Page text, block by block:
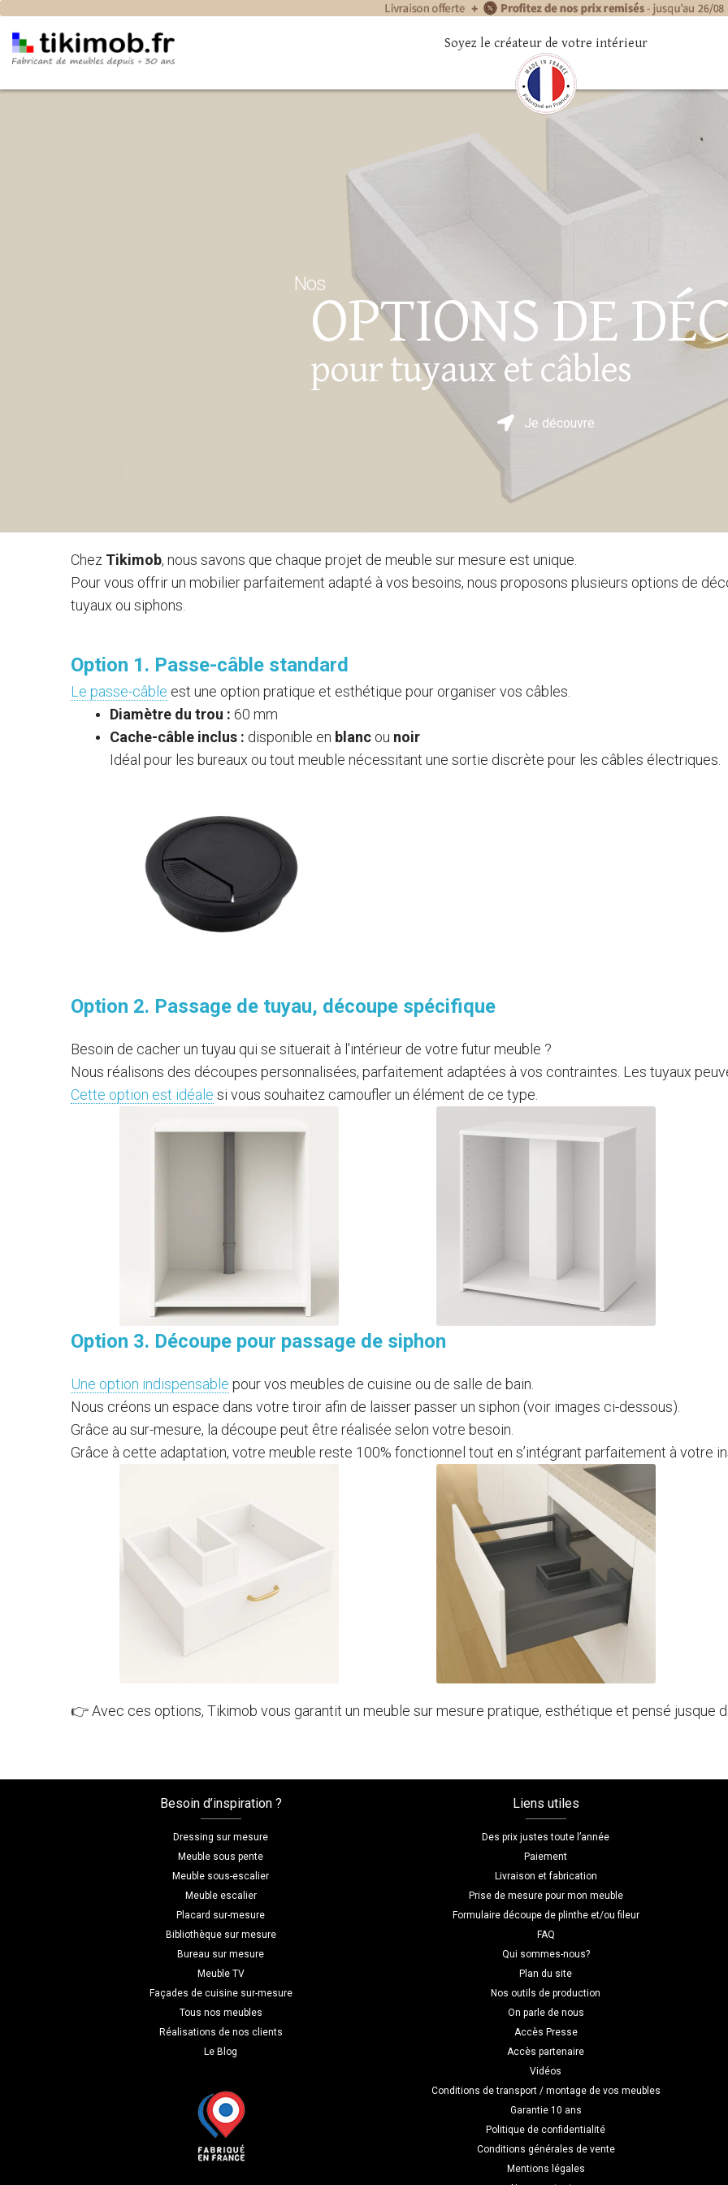
Soyez le créateur de votre intérieur
Options de découpes pour tuyaux et câbles
Nos
OPTIONS DE
pour tuyaux et câbles
Je découvre
Chez Tikimob, nous savons que chaque projet de meuble sur mesure est unique.
Pour vous offrir un mobilier parfaitement adapté à vos besoins, nous proposons plusieurs options de
tuyaux ou siphons.
Option 1. Passe-câble standard
Le passe-câble est une option pratique et esthétique pour organiser vos câbles.
Diamètre du trou : 60 mm
Cache-câble inclus : disponible en blanc ou noir
Idéal pour les bureaux ou tout meuble nécessitant une sortie discrète pour les câbles électriques.
Option 2. Passage de tuyau, découpe spécifique
Besoin de cacher un tuyau qui se situerait à l'intérieur de votre futur meuble ?
Nous réalisons des découpes personnalisées, parfaitement adaptées à vos contraintes. Les tuyaux
Cette option est idéale si vous souhaitez camoufler un élément de ce type.
Option 3. Découpe pour passage de siphon
Une option indispensable pour vos meubles de cuisine ou de salle de bain.
Nous créons un espace dans votre tiroir afin de laisser passer un siphon (voir images ci-dessous).
Grâce au sur-mesure, la découpe peut être réalisée selon votre besoin.
Grâce à cette adaptation, votre meuble reste 100% fonctionnel tout en s’intégrant parfaitement à votre
👉 Avec ces options, Tikimob vous garantit un meuble sur mesure pratique, esthétique et pensé jusque
Besoin d’inspiration ?
Dressing sur mesure
Meuble sous pente
Meuble sous-escalier
Meuble escalier
Placard sur-mesure
Bibliothèque sur mesure
Bureau sur mesure
Meuble TV
Façades de cuisine sur-mesure
Tous nos meubles
Réalisations de nos clients
Le Blog
Liens utiles
Des prix justes toute l’année
Paiement
Livraison et fabrication
Prise de mesure pour mon meuble
Formulaire découpe de plinthe et/ou fileur
FAQ
Qui sommes-nous?
Plan du site
Nos outils de production
On parle de nous
Accès Presse
Accès partenaire
Vidéos
Conditions de transport / montage de vos meubles
Garantie 10 ans
Politique de confidentialité
Conditions générales de vente
Mentions légales